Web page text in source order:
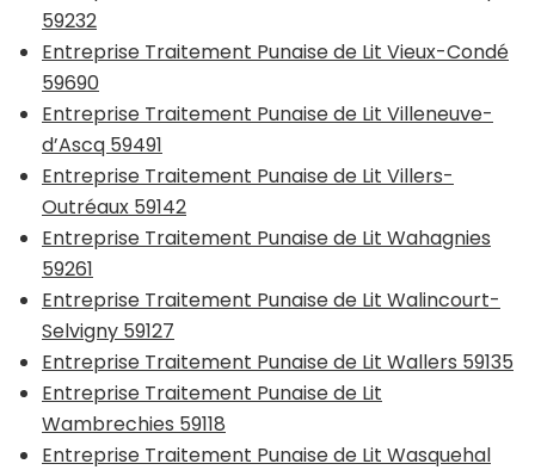
59232
Entreprise Traitement Punaise de Lit Vieux-Condé
59690
Entreprise Traitement Punaise de Lit Villeneuve-
d’Ascq 59491
Entreprise Traitement Punaise de Lit Villers-
Outréaux 59142
Entreprise Traitement Punaise de Lit Wahagnies
59261
Entreprise Traitement Punaise de Lit Walincourt-
Selvigny 59127
Entreprise Traitement Punaise de Lit Wallers 59135
Entreprise Traitement Punaise de Lit
Wambrechies 59118
Entreprise Traitement Punaise de Lit Wasquehal